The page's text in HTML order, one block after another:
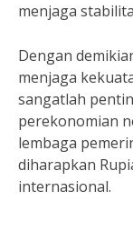
menjaga
Dengan
menjaga
sangatlah
perekonomian
lembaga
diharapkan
internasional.